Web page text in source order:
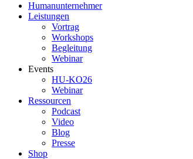
Humanunternehmer
Leistungen
Vortrag
Workshops
Begleitung
Webinar
Events
HU-KO26
Webinar
Ressourcen
Podcast
Video
Blog
Presse
Shop